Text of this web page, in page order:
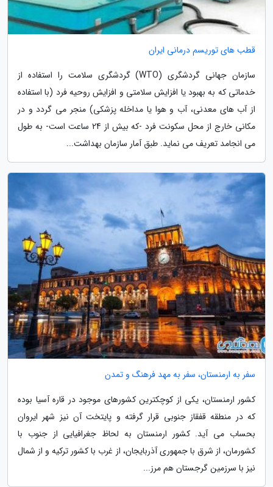
قطب های توریسم درمانی ایران
سازمان جهانی گردشگری (WTO) گردشگری سلامت را استفاده از
خدماتی که به بهبود یا افزایش سلامتی و افزایش روحیه فرد (با استفاده
از آب های معدنی، آب و هوا یا مداخله پزشکی) منجر می گردد و در
مکانی خارج از محل سکونت فرد -که بیش از 24 ساعت است- به طول
می انجامد تعریف می نماید. طبق آمار سازمان بهداشت...
سفر به ارمنستان، سفر به مهد فرهنگ و تمدن
کشور ارمنستان، یکی از کوچکترین کشورهای موجود در قاره آسیا بوده
که در منطقه قفقاز جنوبی قرار گرفته و پایتخت آن نیز شهر ایروان
بحساب می آید. کشور ارمنستان به لحاظ جغرافیایی از جنوب با
کشورمان، از شرق با جمهوری آذربایجان، از غرب با کشور ترکیه و از شمال
نیز با سرزمین گرجستان هم مرز...